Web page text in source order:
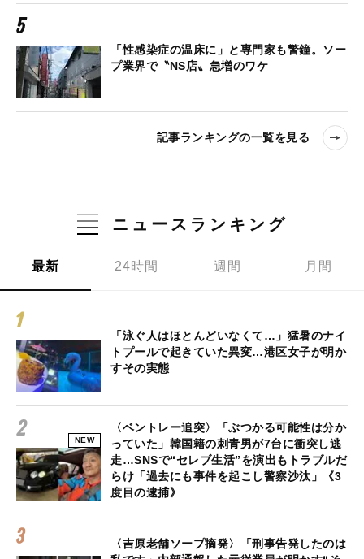
「性感染症の温床に」と専門家も警鐘。ソー
プ業界で〝NS店〟急増のワケ
記事ランキングの一覧を見る
ニュースランキング
最新 24時間 週間 月間
「泳ぐ人はほとんどいなくて…」猛暑のナイ
トプールで起きていた異変…港区女子が明か
すその実態
NEW
〈ベントレー追突〉「ぶつかる可能性は分か
っていた」韓国籍の刺青男が7台に衝突し逃
走…SNSで“セレブ生活”を演出もトラブルだ
らけ「過去にも事件を起こし警察沙汰」《3
度目の逮捕》
〈吉原老舗ソープ摘発〉「刑事告発したのは